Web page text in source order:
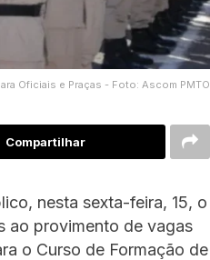
Oficiais e Praças - Foto: Ascom PMTO
Compartilhar
nesta sexta-feira, 15, o
ao provimento de vagas
o Curso de Formação de